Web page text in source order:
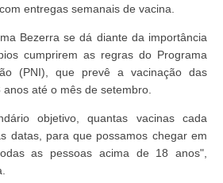
entregas semanais de vacina.
Bezerra se dá diante da importância
cumprirem as regras do Programa
(PNI), que prevê a vacinação das
até o mês de setembro.
objetivo, quantas vacinas cada
datas, para que possamos chegar em
as pessoas acima de 18 anos",